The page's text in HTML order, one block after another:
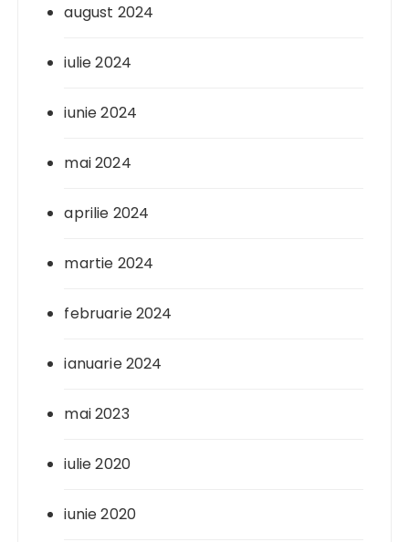
august 2024
iulie 2024
iunie 2024
mai 2024
aprilie 2024
martie 2024
februarie 2024
ianuarie 2024
mai 2023
iulie 2020
iunie 2020